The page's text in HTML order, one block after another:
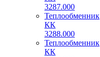
3287.000
Теплообменник
КК
3288.000
Теплообменник
КК